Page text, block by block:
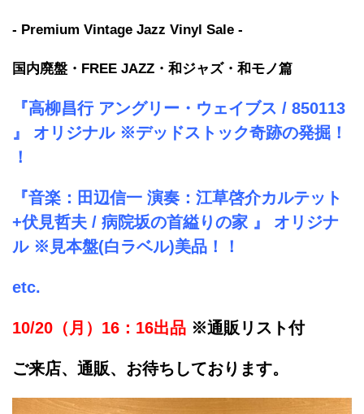
- Premium Vintage Jazz Vinyl Sale -
国内廃盤・FREE JAZZ・和ジャズ・和モノ篇
『高柳昌行 アングリー・ウェイブス / 850113
』 オリジナル ※デッドストック奇跡の発掘！
！
『音楽：田辺信一 演奏：江草啓介カルテット
+伏見哲夫 / 病院坂の首縊りの家 』 オリジナ
ル ※見本盤(白ラベル)美品！！
etc.
10/20（月）16：16出品 ※通販リスト付
ご来店、通販、お待ちしております。